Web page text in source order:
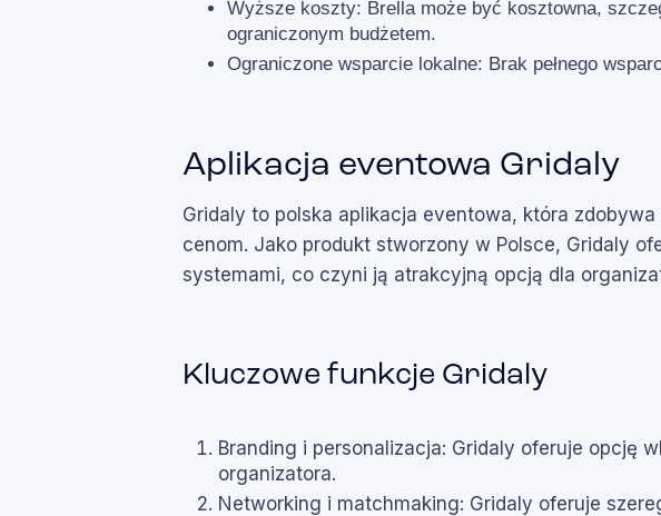
Wyższe koszty: Brella może być kosztowna,
ograniczonym budżetem.
Ograniczone wsparcie lokalne: Brak pełnego
Aplikacja eventowa Gridaly
Gridaly to polska aplikacja eventowa, która
cenom. Jako produkt stworzony w Polsce, Gridaly
systemami, co czyni ją atrakcyjną opcją dla
Kluczowe funkcje Gridaly
Branding i personalizacja: Gridaly oferuje opcję
organizatora.
Networking i matchmaking: Gridaly oferuje